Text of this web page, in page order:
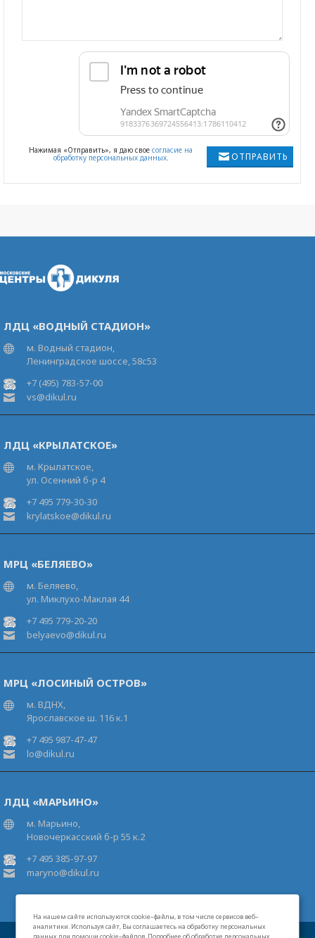
На нашем сайте используются cookie–файлы, в том числе сервисов веб–
аналитики. Используя сайт, Вы соглашаетесь на обработку персональных
ОТПРАВИТЬ
Нажимая «Отправить», я даю свое согласие на
обработку персональных данных.
ЛДЦ «ВОДНЫЙ СТАДИОН»
м. Водный стадион,
Ленинградское шоссе, 58с53
+7 (495) 783-57-00
vs@dikul.ru
ЛДЦ «КРЫЛАТСКОЕ»
м. Крылатское,
ул. Осенний б-р 4
+7 495 779-30-30
krylatskoe@dikul.ru
МРЦ «БЕЛЯЕВО»
м. Беляево,
ул. Миклухо-Маклая 44
+7 495 779-20-20
belyaevo@dikul.ru
МРЦ «ЛОСИНЫЙ ОСТРОВ»
м. ВДНХ,
Ярославское ш. 116 к.1
+7 495 987-47-47
lo@dikul.ru
ЛДЦ «МАРЬИНО»
м. Марьино,
Новочеркасский б-р 55 к.2
+7 495 385-97-97
maryno@dikul.ru